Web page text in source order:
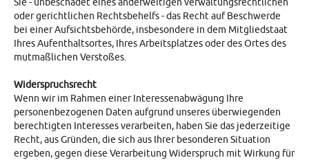
oder gerichtlichen Rechtsbehelfs - das Recht auf Beschwerde
bei einer Aufsichtsbehörde, insbesondere in dem Mitgliedstaat
Ihres Aufenthaltsortes, Ihres Arbeitsplatzes oder des Ortes des
mutmaßlichen Verstoßes.
Widerspruchsrecht
Wenn wir im Rahmen einer Interessenabwägung Ihre
personenbezogenen Daten aufgrund unseres überwiegenden
berechtigten Interesses verarbeiten, haben Sie das jederzeitige
Recht, aus Gründen, die sich aus Ihrer besonderen Situation
ergeben, gegen diese Verarbeitung Widerspruch mit Wirkung für